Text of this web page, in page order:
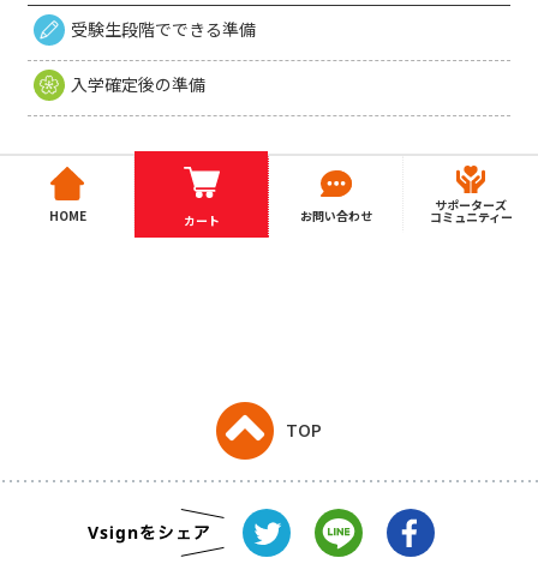
受験生段階でできる準備
入学確定後の準備
HOME カート お問い合わせ
サポーターズ
コミュニティー
TOP